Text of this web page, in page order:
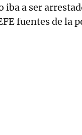
iba a ser
fuentes de la